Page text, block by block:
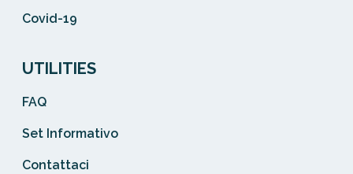
Covid-19
UTILITIES
FAQ
Set Informativo
Contattaci